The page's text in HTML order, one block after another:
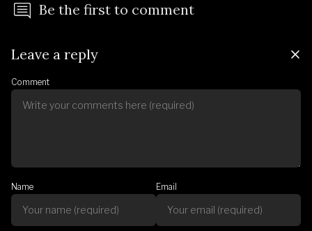
Be the first to comment
Leave a reply
Comment
Name Email